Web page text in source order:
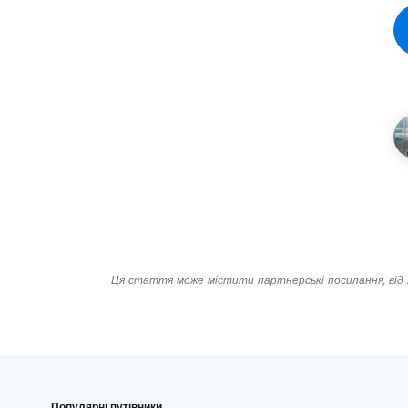
Ця стаття може містити партнерські посилання,